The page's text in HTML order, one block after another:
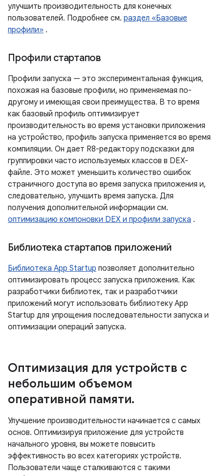
улучшить производительность для конечных
пользователей. Подробнее см. раздел «Базовые
профили» .
Профили стартапов
Профили запуска — это экспериментальная функция,
похожая на базовые профили, но применяемая по-
другому и имеющая свои преимущества. В то время
как базовый профиль оптимизирует
производительность во время установки приложения
на устройство, профиль запуска применяется во время
компиляции. Он дает R8-редактору подсказки для
группировки часто используемых классов в DEX-
файле. Это может уменьшить количество ошибок
страничного доступа во время запуска приложения и,
следовательно, улучшить время запуска. Для
получения дополнительной информации см.
оптимизацию компоновки DEX и профили запуска .
Библиотека стартапов приложений
Библиотека App Startup позволяет дополнительно
оптимизировать процесс запуска приложения. Как
разработчики библиотек, так и разработчики
приложений могут использовать библиотеку App
Startup для упрощения последовательности запуска и
оптимизации операций запуска.
Оптимизация для устройств с
небольшим объемом
оперативной памяти.
Улучшение производительности начинается с самых
основ. Оптимизируя приложение для устройств
начального уровня, вы можете повысить
эффективность во всех категориях устройств.
Пользователи чаще сталкиваются с такими